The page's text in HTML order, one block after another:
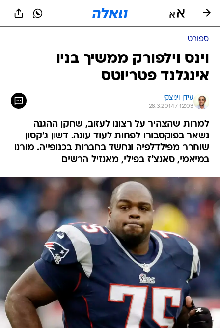
ספורט
וינס וילפורק ממשיך בניו
אינגלנד פטריוטס
עידן ויניצקי
28.3.2014 / 12:03
למרות שהצהיר על רצונו לעזוב, שחקן ההגנה
נשאר בפוקסבורו לפחות לעוד עונה. דשון ג'קסון
שוחרר מפילדלפיה ונחשד בחברות בכנופייה. מורנו
במיאמי, סאנצ'ז בפילי, מאנזיל הרשים